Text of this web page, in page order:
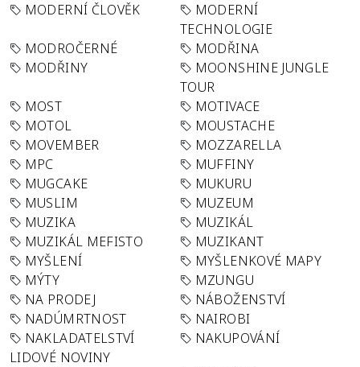
MODERNÍ ČLOVĚK
MODERNÍ
TECHNOLOGIE
MODROČERNÉ
MODŘINA
MODŘINY
MOONSHINE JUNGLE
TOUR
MOST
MOTIVACE
MOTOL
MOUSTACHE
MOVEMBER
MOZZARELLA
MPC
MUFFINY
MUGCAKE
MUKURU
MUSLIM
MUZEUM
MUZIKA
MUZIKÁL
MUZIKÁL MEFISTO
MUZIKANT
MYŠLENÍ
MYŠLENKOVÉ MAPY
MÝTY
MZUNGU
NA PRODEJ
NÁBOŽENSTVÍ
NADÚMRTNOST
NAIROBI
NAKLADATELSTVÍ
LIDOVÉ NOVINY
NAKUPOVÁNÍ